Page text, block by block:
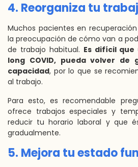
4. Reorganiza tu
Muchos pacientes en
la preocupación de cómo van a
de trabajo habitual. Es difícil
long COVID, pueda volver de
capacidad, por lo que se
al trabajo.
Para esto, es recomendable
ofrece trabajos especiales y
reducir tu horario laboral y que
gradualmente.
5. Mejora tu estado